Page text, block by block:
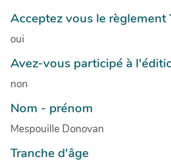
Acceptez vous le règlement
oui
Avez-vous participé à
non
Nom - prénom
Mespouille Donovan
Tranche d'âge